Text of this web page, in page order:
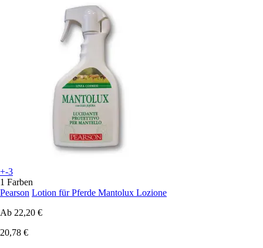
+-3
1 Farben
Pearson Lotion für Pferde Mantolux Lozione
Ab 22,20 €
20,78 €